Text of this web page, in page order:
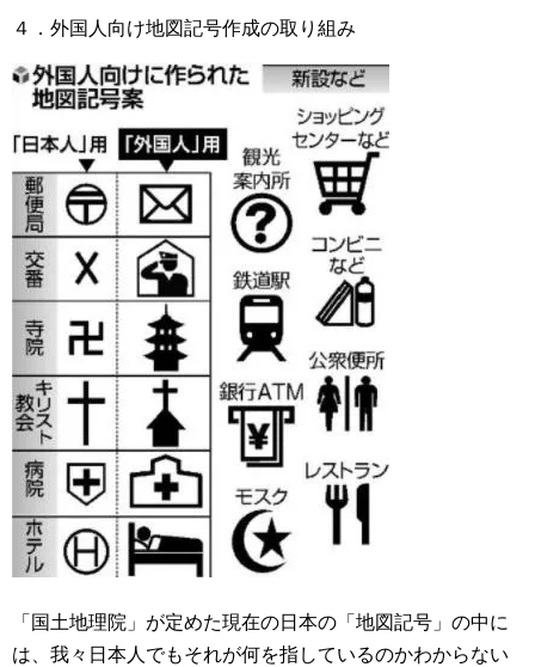
４．外国人向け地図記号作成の取り組み
「国土地理院」が定めた現在の日本の「地図記号」の中に
は、我々日本人でもそれが何を指しているのかわからない